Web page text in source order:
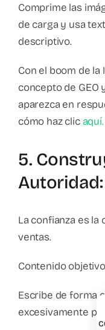
Comprime las
de carga y usa
descriptivo.
Con el boom de
concepto de GEO
aparezca en
cómo haz clic aquí.
5.
Autoridad:
La confianza es la
ventas.
Contenido
Escribe de forma
excesivamente